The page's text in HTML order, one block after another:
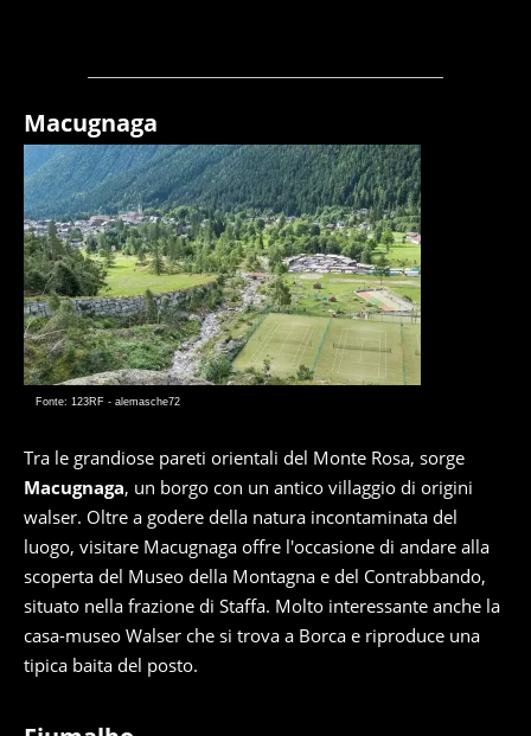
Macugnaga
Fonte: 123RF - alemasche72
Tra le grandiose pareti orientali del Monte Rosa, sorge
Macugnaga, un borgo con un antico villaggio di origini
walser. Oltre a godere della natura incontaminata del
luogo, visitare Macugnaga offre l'occasione di andare alla
scoperta del Museo della Montagna e del Contrabbando,
situato nella frazione di Staffa. Molto interessante anche la
casa-museo Walser che si trova a Borca e riproduce una
tipica baita del posto.